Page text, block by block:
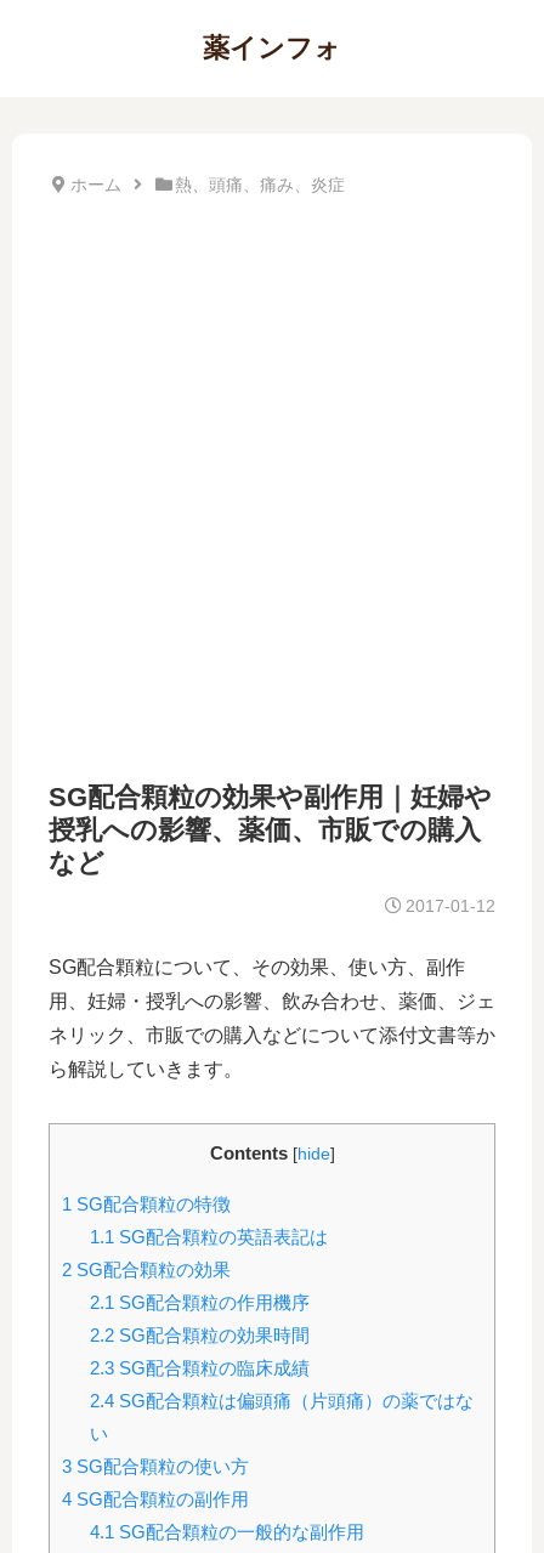
薬インフォ
ホーム 熱、頭痛、痛み、炎症
SG配合顆粒の効果や副作用｜妊婦や
授乳への影響、薬価、市販での購入
など
2017-01-12
SG配合顆粒について、その効果、使い方、副作
用、妊婦・授乳への影響、飲み合わせ、薬価、ジェ
ネリック、市販での購入などについて添付文書等か
ら解説していきます。
Contents [hide]
1 SG配合顆粒の特徴
1.1 SG配合顆粒の英語表記は
2 SG配合顆粒の効果
2.1 SG配合顆粒の作用機序
2.2SG配合顆粒の効果時間
2.3SG配合顆粒の臨床成績
2.4SG配合顆粒は偏頭痛（片頭痛）の薬ではな
い
3 SG配合顆粒の使い方
4 SG配合顆粒の副作用
4.1 SG配合顆粒の一般的な副作用